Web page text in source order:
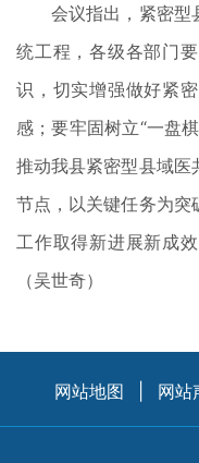
会议指出，紧密型
统工程，各级各部门
识，切实增强做好紧
感；要牢固树立“一盘
推动我县紧密型县域医
节点，以关键任务为突
工作取得新进展新成
（吴世奇）
网站地图 网站